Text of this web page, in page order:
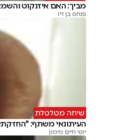
מביך: האם איזנקוט
פנחס בן זיו
שיחה מטלטלת
העיתונאי משתף:
יוסי חיים מימון